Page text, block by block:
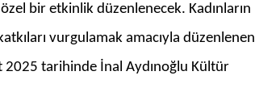
bir etkinlik düzenlenecek. Kadınların
vurgulamak amacıyla düzenlenen
2025 tarihinde İnal Aydınoğlu Kültür